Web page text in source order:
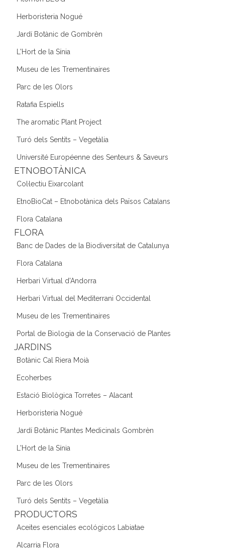
Herboristeria Nogué
Jardí Botànic de Gombrèn
L'Hort de la Sínia
Museu de les Trementinaires
Parc de les Olors
Ratafia Espiells
The aromatic Plant Project
Turó dels Sentits – Vegetàlia
Université Européenne des Senteurs & Saveurs
ETNOBOTÀNICA
Col·lectiu Eixarcolant
EtnoBioCat – Etnobotànica dels Països Catalans
Flora Catalana
FLORA
Banc de Dades de la Biodiversitat de Catalunya
Flora Catalana
Herbari Virtual d'Andorra
Herbari Virtual del Mediterrani Occidental
Museu de les Trementinaires
Portal de Biologia de la Conservació de Plantes
JARDINS
Botànic Cal Riera Moià
Ecoherbes
Estació Biològica Torretes – Alacant
Herboristeria Nogué
Jardí Botànic Plantes Medicinals Gombrèn
L'Hort de la Sínia
Museu de les Trementinaires
Parc de les Olors
Turó dels Sentits – Vegetàlia
PRODUCTORS
Aceites esenciales ecológicos Labiatae
Alcarria Flora